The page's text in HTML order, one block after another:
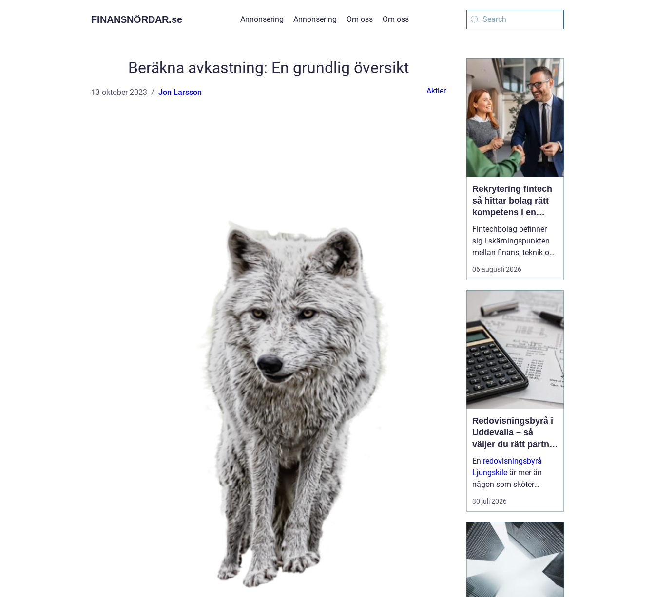
FINANSNÖRDAR.se Annonsering Annonsering Om oss Om oss
Beräkna avkastning: En grundlig översikt
13 oktober 2023 Jon Larsson Aktier
Rekrytering fintech
så hittar bolag rätt
kompetens i en
reglerad och
snabbföränderlig
bransch
Fintechbolag befinner
sig i skärningspunkten
mellan finans, teknik och
innovation. Tempot är
högt, affärsmodellerna
nya regelverk påverkar
vardagen. Samtidigt
behöver kunderna känna
tillit, och
tillsynsmyndigheter
kräver ordning ...
06 augusti 2026
Redovisningsbyrå i
Uddevalla – så
väljer du rätt partner
för företagets
ekonomi
En redovisningsbyrå
Ljungskile är mer än
någon som sköter
bokföringen i
bakgrunden. För många
30 juli 2026